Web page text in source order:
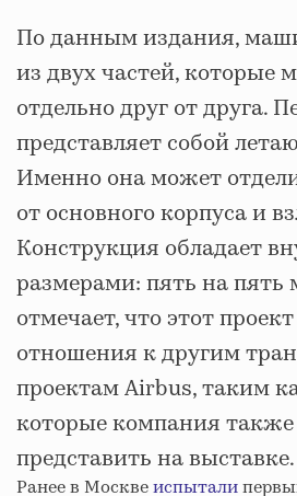
По данным издания,
из двух частей, которые
отдельно друг от друга.
представляет собой
Именно она может
от основного корпуса и
Конструкция обладает
размерами: пять на пять
отмечает, что этот
отношения к другим
проектам Airbus, таким
которые компания
представить на выставке.
Ранее в Москвеиспытали